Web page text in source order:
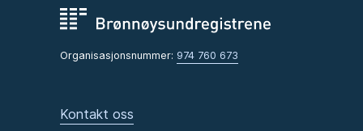
Organisasjonsnummer: 974 760 673
Kontakt oss